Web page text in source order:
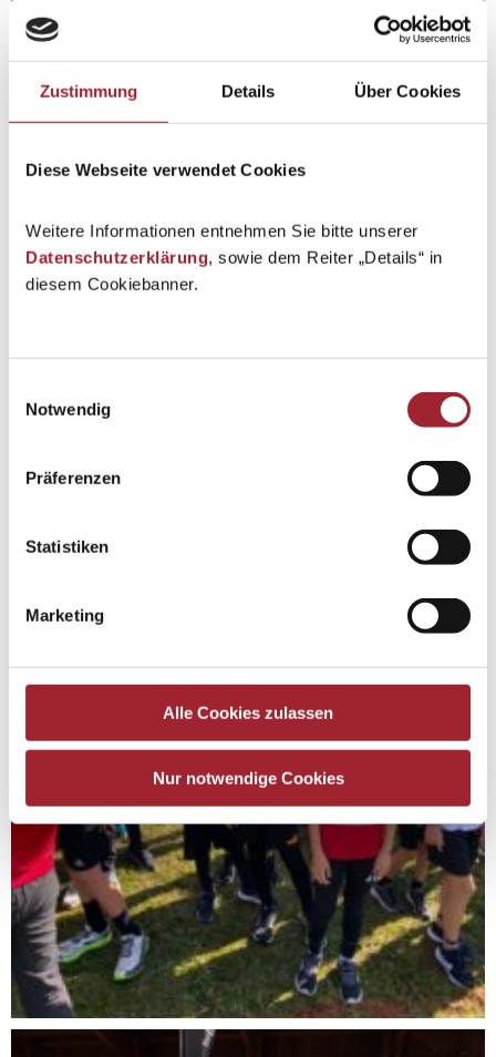
Zustimmung Details Über Cookies
Diese Webseite verwendet Cookies
Weitere Informationen entnehmen Sie bitte unserer
Datenschutzerklärung, sowie dem Reiter „Details“ in
diesem Cookiebanner.
Notwendig
Präferenzen
Statistiken
Marketing
Alle Cookies zulassen
Nur notwendige Cookies